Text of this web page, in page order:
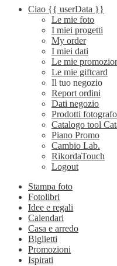
Ciao {{ userData }}
Le mie foto
I miei progetti
My order
I miei dati
Le mie
Le mie giftcard
Il tuo negozio
Report ordini
Dati negozio
Prodotti fotografo
Catalogo tool
Piano Promo
Cambio Lab.
RikordaTouch
Logout
Stampa foto
Fotolibri
Idee e regali
Calendari
Casa e arredo
Biglietti
Promozioni
Ispirati